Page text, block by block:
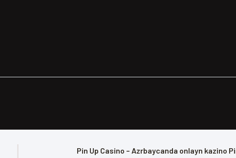
Pin Up Casino – Azrbaycanda onlayn kazino